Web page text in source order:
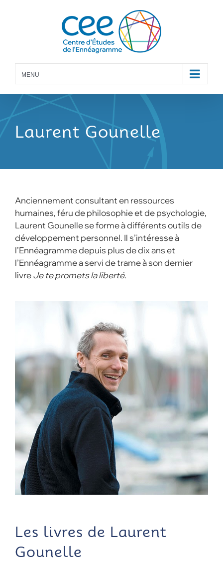
MENU
Laurent Gounelle
Anciennement consultant en ressources
humaines, féru de philosophie et de psychologie,
Laurent Gounelle se forme à différents outils de
développement personnel. Il s’intéresse à
l’Ennéagramme depuis plus de dix ans et
l’Ennéagramme a servi de trame à son dernier
livreJe te promets la liberté.
Les livres de Laurent
Gounelle